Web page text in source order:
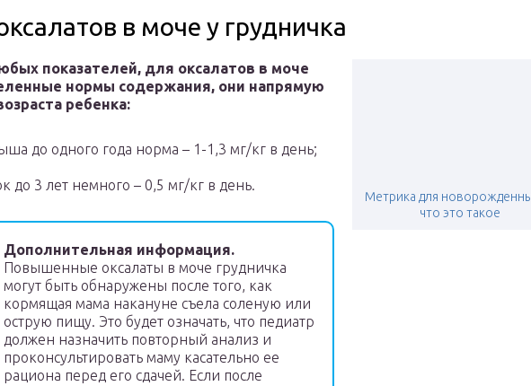
в моче у грудничка
Метрика для
что это такое
показателей, для оксалатов в моче
нормы содержания, они напрямую
ребенка:
до одного года норма – 1-1,3 мг/кг в день;
до 3 лет немного – 0,5 мг/кг в день.
Дополнительная информация.
Повышенные оксалаты в моче грудничка
могут быть обнаружены после того, как
кормящая мама накануне съела соленую или
острую пищу. Это будет означать, что педиатр
должен назначить повторный анализ и
проконсультировать маму касательно ее
рациона перед его сдачей. Если после